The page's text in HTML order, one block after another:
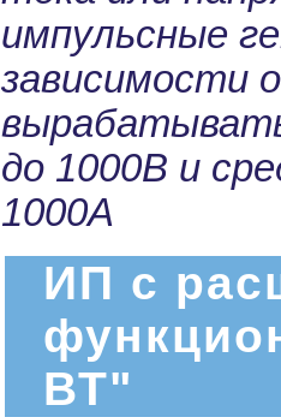
импульсные
зависимости
до 1000В и
1000А
ИП с
ВТ"